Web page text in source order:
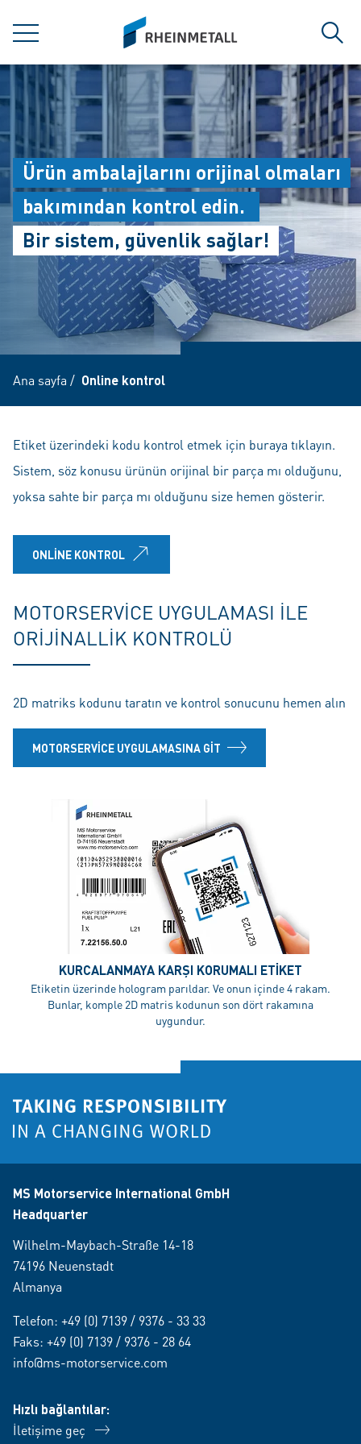
MENÜ
siteLogo
Ürün ambalajlarını orijinal olmaları
bakımından kontrol edin.
Bir sistem, güvenlik sağlar!
Ana sayfa / Online kontrol
Etiket üzerindeki kodu kontrol etmek için buraya tıklayın.
Sistem, söz konusu ürünün orijinal bir parça mı olduğunu,
yoksa sahte bir parça mı olduğunu size hemen gösterir.
ONLINE KONTROL
MOTORSERVICE UYGULAMASI ILE
ORIJINALLIK KONTROLÜ
2D matriks kodunu taratın ve kontrol sonucunu hemen alın
MOTORSERVICE UYGULAMASINA GIT
KURCALANMAYA KARŞI KORUMALI ETIKET
Etiketin üzerinde hologram parıldar. Ve onun içinde 4 rakam.
Bunlar, komple 2D matris kodunun son dört rakamına
uygundur.
MS Motorservice International GmbH
Headquarter
Wilhelm-Maybach-Straße 14-18
74196 Neuenstadt
Almanya
Telefon: +49 (0) 7139 / 9376 - 33 33
Faks: +49 (0) 7139 / 9376 - 28 64
info@ms-motorservice.com
Hızlı bağlantılar:
İletişime geç